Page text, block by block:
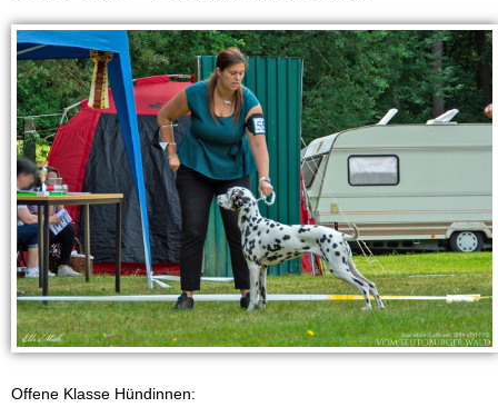
l
m
a
t
i
n
e
r
Offene Klasse Hündinnen: